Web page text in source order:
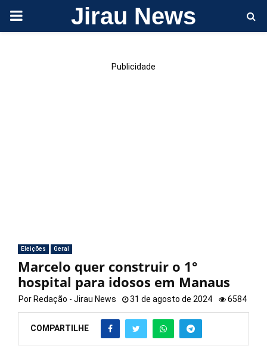
PRIMARY Jirau News
Publicidade
Eleições Geral
Marcelo quer construir o 1°
hospital para idosos em Manaus
Por Redação - Jirau News 31 de agosto de 2024 6584
COMPARTILHE